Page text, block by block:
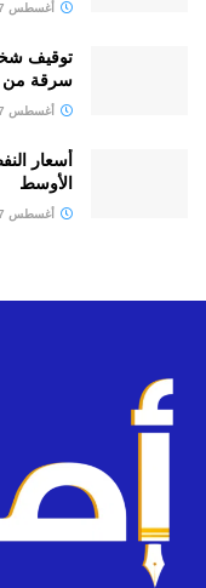
أغسطس 7, 2026
توقيف
سرقة من
أغسطس 7, 2026
أسعار
الأوسط
أغسطس 7, 2026